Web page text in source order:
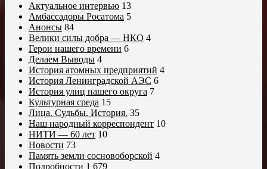
Актуальное интервью 13
Амбассадоры Росатома 5
Анонсы 84
Велики силы добра — НКО 4
Герои нашего времени 6
Делаем Выводы 4
История атомных предприятий 4
История Ленинградской АЭС 6
История улиц нашего округа 7
Культурная среда 15
Лица. Судьбы. История. 35
Наш народный корреспондент 10
НИТИ — 60 лет 10
Новости 73
Память земли сосновоборской 4
Подробности 1 679